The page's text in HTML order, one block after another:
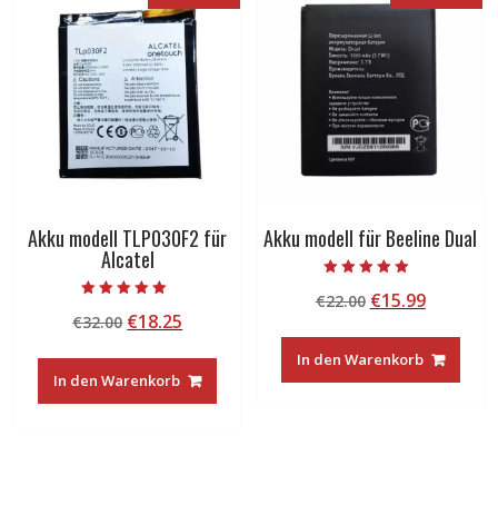
Akku modell TLP030F2 für
Alcatel
5.00
von 5
€32.00 Ursprünglicher
war:
€32.00
€18.25
ist:
€18.25.
In den Warenkorb
Akku modell für Beeline Dual
5.00
von 5
€22.00 Ursprünglicher
war:
€22.00
€15.99
ist:
€15.99.
In den Warenkorb